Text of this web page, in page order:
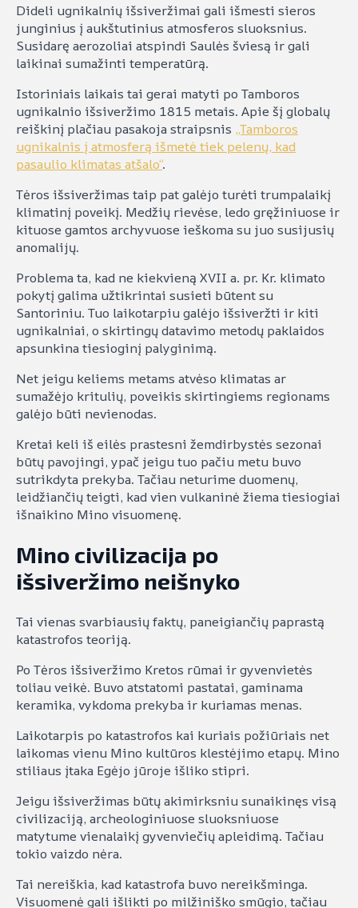
Dideli ugnikalnių išsiveržimai gali išmesti sieros
junginius į aukštutinius atmosferos sluoksnius.
Susidarę aerozoliai atspindi Saulės šviesą ir gali
laikinai sumažinti temperatūrą.
Istoriniais laikais tai gerai matyti po Tamboros
ugnikalnio išsiveržimo 1815 metais. Apie šį globalų
reiškinį plačiau pasakoja straipsnis „Tamboros
ugnikalnis į atmosferą išmetė tiek pelenų, kad
pasaulio klimatas atšalo“.
Tėros išsiveržimas taip pat galėjo turėti trumpalaikį
klimatinį poveikį. Medžių rievėse, ledo gręžiniuose ir
kituose gamtos archyvuose ieškoma su juo susijusių
anomalijų.
Problema ta, kad ne kiekvieną XVII a. pr. Kr. klimato
pokytį galima užtikrintai susieti būtent su
Santoriniu. Tuo laikotarpiu galėjo išsiveržti ir kiti
ugnikalniai, o skirtingų datavimo metodų paklaidos
apsunkina tiesioginį palyginimą.
Net jeigu keliems metams atvėso klimatas ar
sumažėjo kritulių, poveikis skirtingiems regionams
galėjo būti nevienodas.
Kretai keli iš eilės prastesni žemdirbystės sezonai
būtų pavojingi, ypač jeigu tuo pačiu metu buvo
sutrikdyta prekyba. Tačiau neturime duomenų,
leidžiančių teigti, kad vien vulkaninė žiema tiesiogiai
išnaikino Mino visuomenę.
Mino civilizacija po
išsiveržimo neišnyko
Tai vienas svarbiausių faktų, paneigiančių paprastą
katastrofos teoriją.
Po Tėros išsiveržimo Kretos rūmai ir gyvenvietės
toliau veikė. Buvo atstatomi pastatai, gaminama
keramika, vykdoma prekyba ir kuriamas menas.
Laikotarpis po katastrofos kai kuriais požiūriais net
laikomas vienu Mino kultūros klestėjimo etapų. Mino
stiliaus įtaka Egėjo jūroje išliko stipri.
Jeigu išsiveržimas būtų akimirksniu sunaikinęs visą
civilizaciją, archeologiniuose sluoksniuose
matytume vienalaikį gyvenviečių apleidimą. Tačiau
tokio vaizdo nėra.
Tai nereiškia, kad katastrofa buvo nereikšminga.
Visuomenė gali išlikti po milžiniško smūgio, tačiau